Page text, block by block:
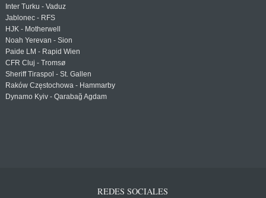
Inter Turku - Vaduz
Jablonec - RFS
HJK - Motherwell
Noah Yerevan - Sion
Paide LM - Rapid Wien
CFR Cluj - Tromsø
Sheriff Tiraspol - St. Gallen
Raków Częstochowa - Hammarby
Dynamo Kyiv - Qarabağ Agdam
REDES SOCIALES